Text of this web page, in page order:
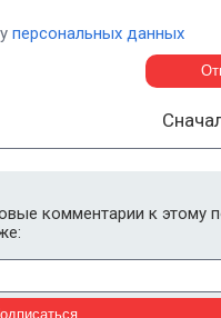
персональных данных
комментарии к этому